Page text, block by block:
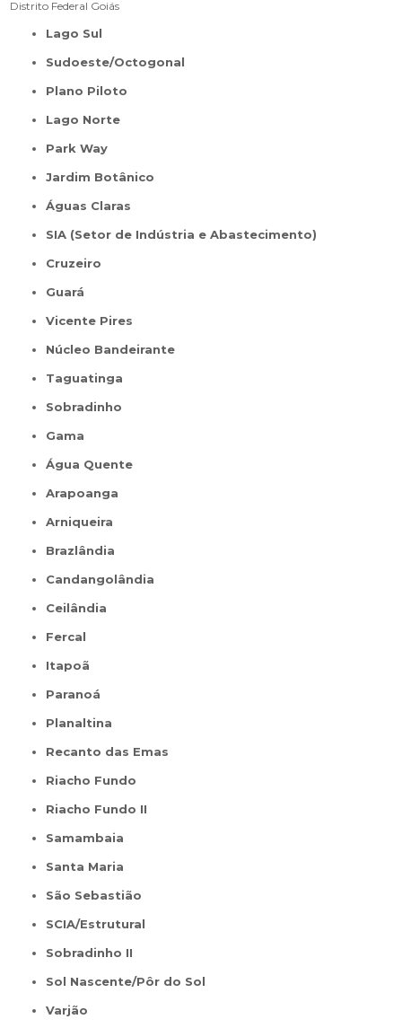
Distrito Federal Goiás
Lago Sul
Sudoeste/Octogonal
Plano Piloto
Lago Norte
Park Way
Jardim Botânico
Águas Claras
SIA (Setor de Indústria e Abastecimento)
Cruzeiro
Guará
Vicente Pires
Núcleo Bandeirante
Taguatinga
Sobradinho
Gama
Água Quente
Arapoanga
Arniqueira
Brazlândia
Candangolândia
Ceilândia
Fercal
Itapoã
Paranoá
Planaltina
Recanto das Emas
Riacho Fundo
Riacho Fundo II
Samambaia
Santa Maria
São Sebastião
SCIA/Estrutural
Sobradinho II
Sol Nascente/Pôr do Sol
Varjão